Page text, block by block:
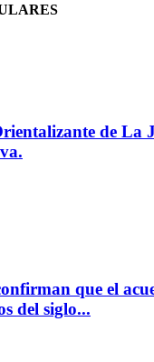
de La
que el
del siglo...